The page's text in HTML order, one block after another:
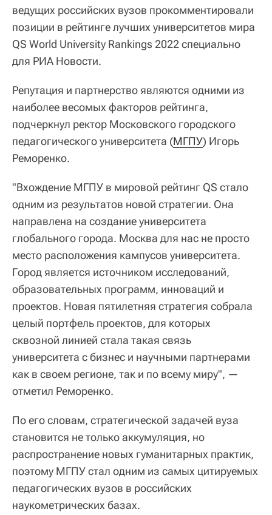
ведущих российских вузов прокомментировали
позиции в рейтинге лучших университетов мира
QS World University Rankings 2022 специально
для РИА Новости.
Репутация и партнерство являются одними из
наиболее весомых факторов рейтинга,
подчеркнул ректор Московского городского
педагогического университета (МГПУ) Игорь
Реморенко.
"Вхождение МГПУ в мировой рейтинг QS стало
одним из результатов новой стратегии. Она
направлена на создание университета
глобального города. Москва для нас не просто
место расположения кампусов университета.
Город является источником исследований,
образовательных программ, инноваций и
проектов. Новая пятилетняя стратегия собрала
целый портфель проектов, для которых
сквозной линией стала такая связь
университета с бизнес и научными партнерами
как в своем регионе, так и по всему миру", —
отметил Реморенко.
По его словам, стратегической задачей вуза
становится не только аккумуляция, но
распространение новых гуманитарных практик,
поэтому МГПУ стал одним из самых цитируемых
педагогических вузов в российских
наукометрических базах.